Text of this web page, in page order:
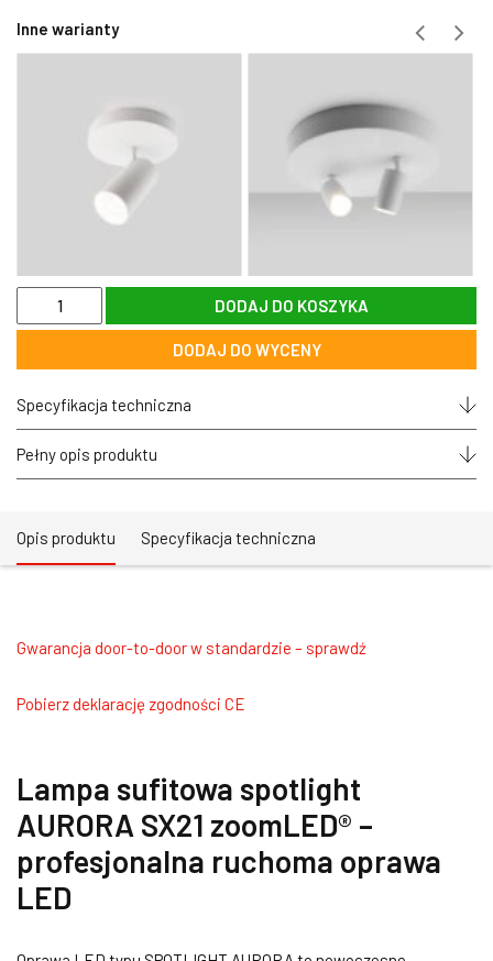
Inne warianty
ilość
Spotlight
sufitowy
(3x7W)
LED
CRI>90
36°
AURORA
SX21
czarny
DODAJ DO KOSZYKA
DODAJ DO WYCENY
Specyfikacja techniczna
Pełny opis produktu
Opis produktu Specyfikacja techniczna
Gwarancja door-to-door w standardzie – sprawdź
Pobierz deklarację zgodności CE
Lampa sufitowa spotlight
AURORA SX21 zoomLED® –
profesjonalna ruchoma oprawa
LED